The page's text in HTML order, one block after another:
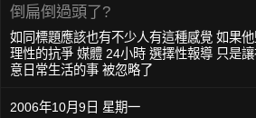
倒扁倒過頭了?
如同標題應該也有不少人有這種感覺 如果
理性的抗爭 媒體 24小時 選擇性報導 只是
意日常生活的事 被忽略了
2006年10月9日 星期一